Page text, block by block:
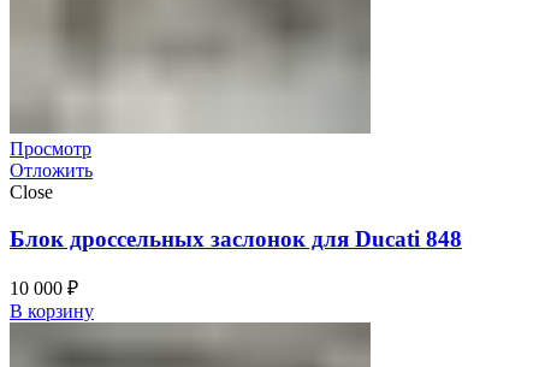
Просмотр
Отложить
Close
Блок дроссельных заслонок для Ducati 848
10 000 ₽
В корзину